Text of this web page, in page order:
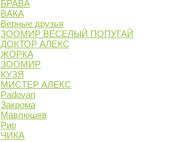
БРАВА
ВАКА
Верные друзья
ЗООМИР ВЕСЕЛЫЙ ПОПУГАЙ
ДОКТОР АЛЕКС
ЖОРКА
ЗООМИР
КУЗЯ
МИСТЕР АЛЕКС
Padovan
Закрома
Мавлюшев
Рио
ЧИКА